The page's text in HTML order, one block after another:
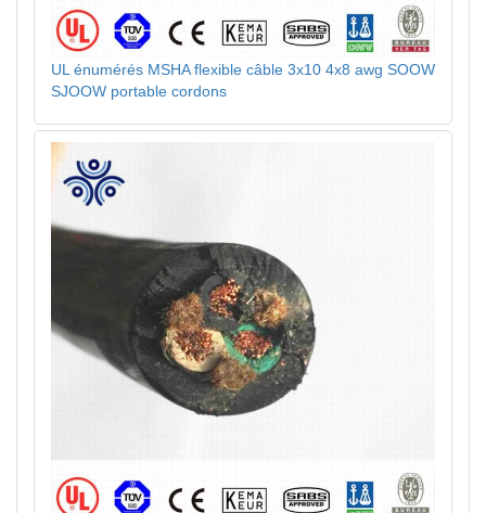
UL énumérés MSHA flexible câble 3x10 4x8 awg SOOW
SJOOW portable cordons